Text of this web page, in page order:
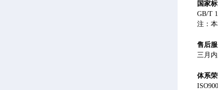
国家
GB/T
注：
售后
三月
体系